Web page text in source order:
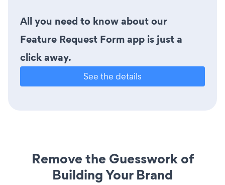
All you need to know about our
Feature Request Form app is just a
click away.
See the details
Remove the Guesswork of
Building Your Brand